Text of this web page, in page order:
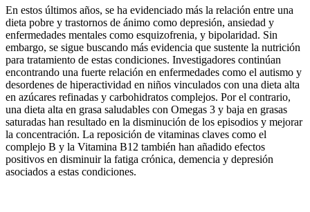
En estos últimos años, se ha evidenciado más la relación entre una
dieta pobre y trastornos de ánimo como depresión, ansiedad y
enfermedades mentales como esquizofrenia, y bipolaridad. Sin
embargo, se sigue buscando más evidencia que sustente la nutrición
para tratamiento de estas condiciones. Investigadores continúan
encontrando una fuerte relación en enfermedades como el autismo y
desordenes de hiperactividad en niños vinculados con una dieta alta
en azúcares refinadas y carbohidratos complejos. Por el contrario,
una dieta alta en grasa saludables con Omegas 3 y baja en grasas
saturadas han resultado en la disminución de los episodios y mejorar
la concentración. La reposición de vitaminas claves como el
complejo B y la Vitamina B12 también han añadido efectos
positivos en disminuir la fatiga crónica, demencia y depresión
asociados a estas condiciones.